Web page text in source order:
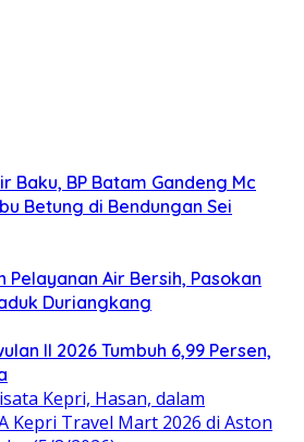
Baku, BP Batam Gandeng Mc
Betung di Bendungan Sei
Pelayanan Air Bersih, Pasokan
Duriangkang
II 2026 Tumbuh 6,99 Persen,